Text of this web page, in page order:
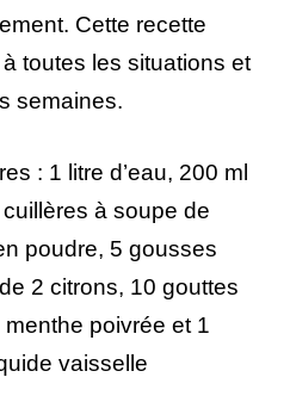
Cette recette
toutes les situations et
semaines.
: 1 litre d’eau, 200 ml
cuillères à soupe de
poudre, 5 gousses
2 citrons, 10 gouttes
menthe poivrée et 1
vaisselle